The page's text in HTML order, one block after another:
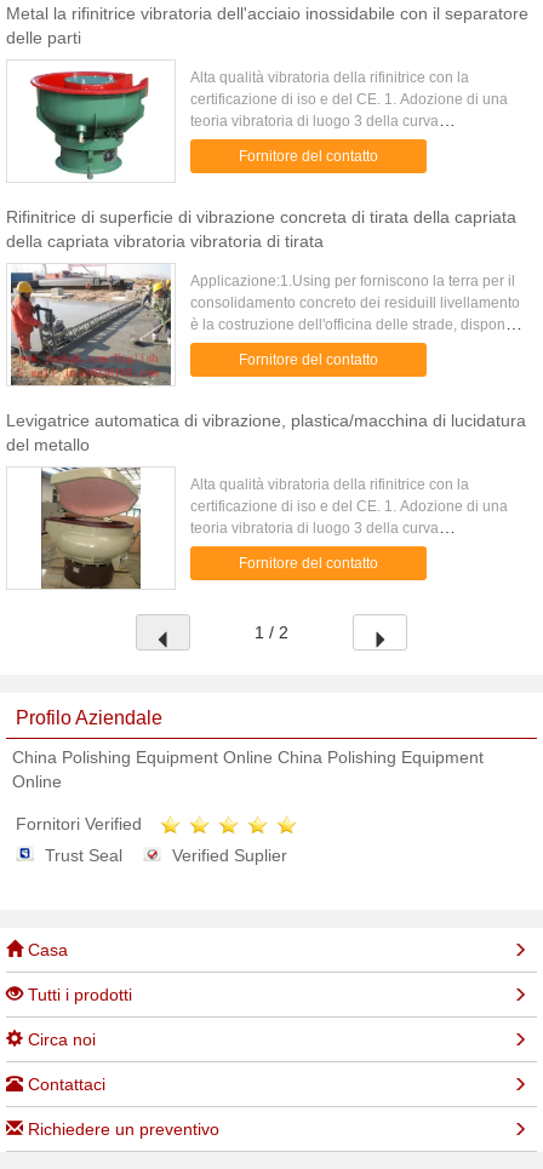
Metal la rifinitrice vibratoria dell'acciaio inossidabile con il separatore
delle parti
Alta qualità vibratoria della rifinitrice con la
certificazione di iso e del CE. 1. Adozione di una
teoria vibratoria di luogo 3 della curva
dimensionale, fa il lavoro parte con interazione e la
massa di mezzi ...
Fornitore del contatto
Rifinitrice di superficie di vibrazione concreta di tirata della capriata
della capriata vibratoria vibratoria di tirata
Applicazione:1.Using per forniscono la terra per il
consolidamento concreto dei residuiIl livellamento
è la costruzione dell'officina delle strade, dispone
la nuova attrezzatura.Macchina vibratoria concreta
Fornitore del contatto
Levigatrice automatica di vibrazione, plastica/macchina di lucidatura
del metallo
Alta qualità vibratoria della rifinitrice con la
certificazione di iso e del CE. 1. Adozione di una
teoria vibratoria di luogo 3 della curva
dimensionale, fa il lavoro parte con interazione e la
massa di mezzi ...
Fornitore del contatto
1 / 2
Profilo Aziendale
China Polishing Equipment Online China Polishing Equipment
Online
Fornitori Verified
Trust Seal
Verified Suplier
Casa
Tutti i prodotti
Circa noi
Contattaci
Richiedere un preventivo